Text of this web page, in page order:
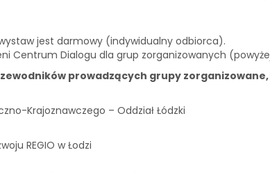
jest darmowy (indywidualny odbiorca).
Centrum Dialogu dla grup zorganizowanych
prowadzących grupy
Krajoznawczego – Oddział Łódzki
REGIO w Łodzi